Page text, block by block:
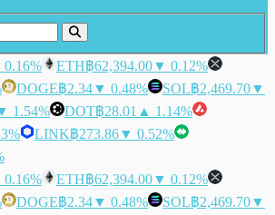
ETH฿62,394.00▼ 0.12%
DOGE฿2.34▼ 0.48% SOL฿2,469.70▼
1.54% DOT฿28.01 ▲ 1.14%
LINK฿273.86▼ 0.52%
ETH฿62,394.00▼ 0.12%
DOGE฿2.34▼ 0.48% SOL฿2,469.70▼